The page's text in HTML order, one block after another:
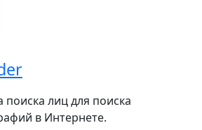
лиц для поиска
в Интернете.